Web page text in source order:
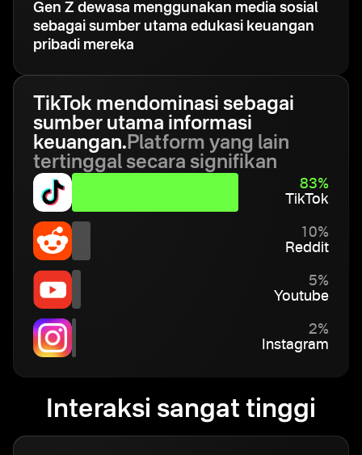
Gen Z dewasa menggunakan media sosial
sebagai sumber utama edukasi keuangan
pribadi mereka
TikTok mendominasi sebagai
sumber utama informasi
keuangan.Platform yang lain
tertinggal secara signifikan
83%
TikTok
10%
Reddit
5%
Youtube
2%
Instagram
Interaksi sangat tinggi